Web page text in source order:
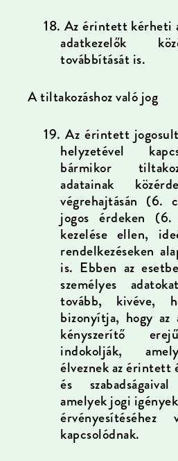
18. Az érintett kérheti
adatkezelők
továbbítását is.
A tiltakozáshoz való jog
19.Az érintett
helyzetével
bármikor
adatainak
végrehajtásán (6.
jogos érdeken
kezelése ellen,
rendelkezéseken
is. Ebben az
személyes
tovább, kivéve,
bizonyítja, hogy az
kényszerítő
indokolják,
élveznek az érintett
és
amelyek jogi
érvényesítéséhez
kapcsolódnak.